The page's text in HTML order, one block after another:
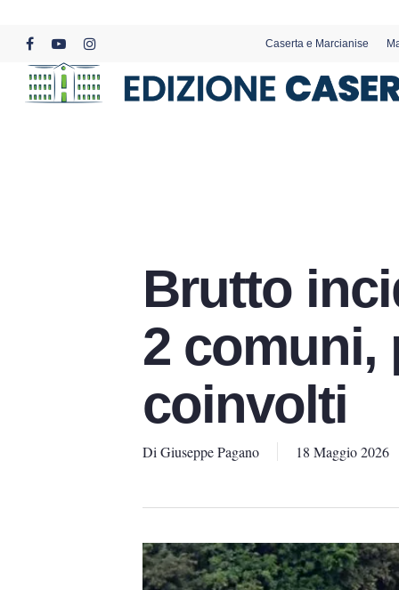
content
facebookyoutubeinstagram
Caserta e Marcianise
Brutto
2 comuni,
coinvolti
Di Giuseppe Pagano 18 Maggio 2026